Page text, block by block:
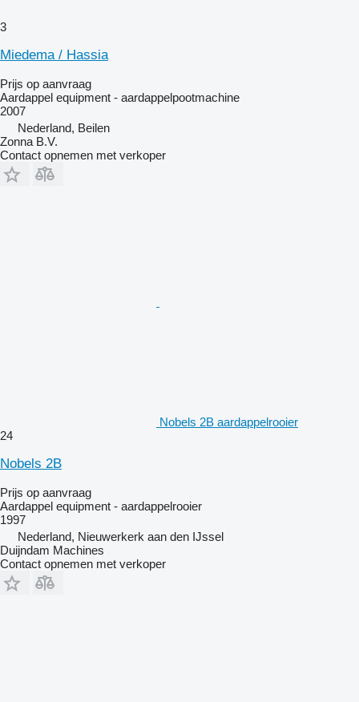
3
Miedema / Hassia
Prijs op aanvraag
Aardappel equipment - aardappelpootmachine
2007
Nederland, Beilen
Zonna B.V.
Contact opnemen met verkoper
Nobels 2B aardappelrooier
24
Nobels 2B
Prijs op aanvraag
Aardappel equipment - aardappelrooier
1997
Nederland, Nieuwerkerk aan den IJssel
Duijndam Machines
Contact opnemen met verkoper